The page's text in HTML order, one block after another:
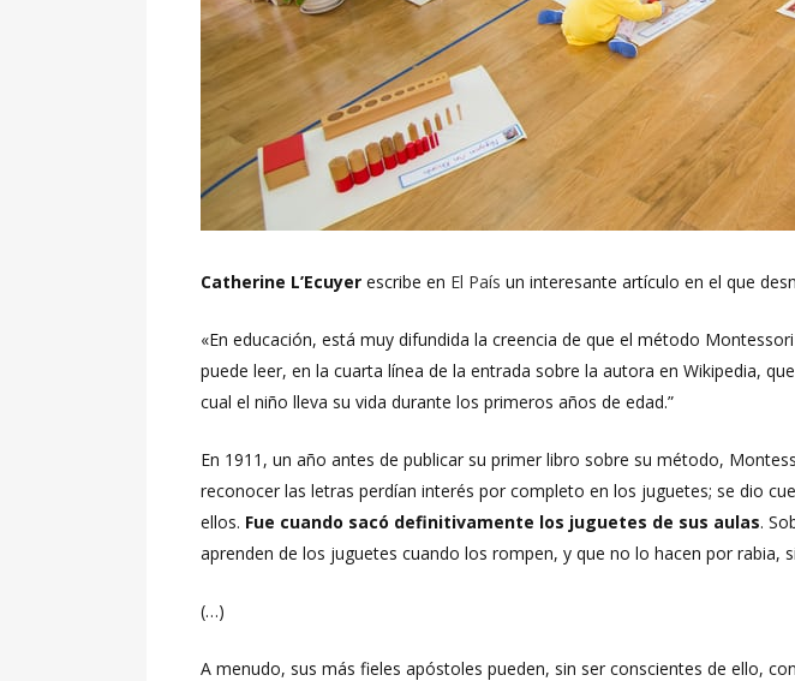
Catherine L’Ecuyer escribe en El País un interesante artículo en el que
«En educación, está muy difundida la creencia de que el método
puede leer, en la cuarta línea de la entrada sobre la autora en Wikipedia,
cual el niño lleva su vida durante los primeros años de edad.”
En 1911, un año antes de publicar su primer libro sobre su método,
reconocer las letras perdían interés por completo en los juguetes; se dio
ellos. Fue cuando sacó definitivamente los juguetes de sus aulas.
aprenden de los juguetes cuando los rompen, y que no lo hacen por rabia,
(…)
A menudo, sus más fieles apóstoles pueden, sin ser conscientes de ello,